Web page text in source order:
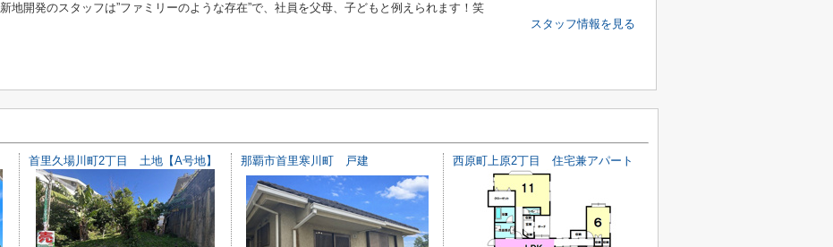
新地開発のスタッフは”ファミリーのような存在”で、社員を父母、子どもと例えられます！笑
スタッフ情報を見る
首里久場川町2丁目 土地【A号地】 那覇市首里寒川町 戸建 西原町上原2丁目 住宅兼アパート